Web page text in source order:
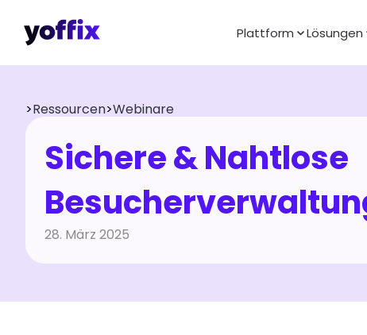
Plattform Lösungen
>Ressourcen>Webinare
Sichere & Nahtlose
28. März 2025